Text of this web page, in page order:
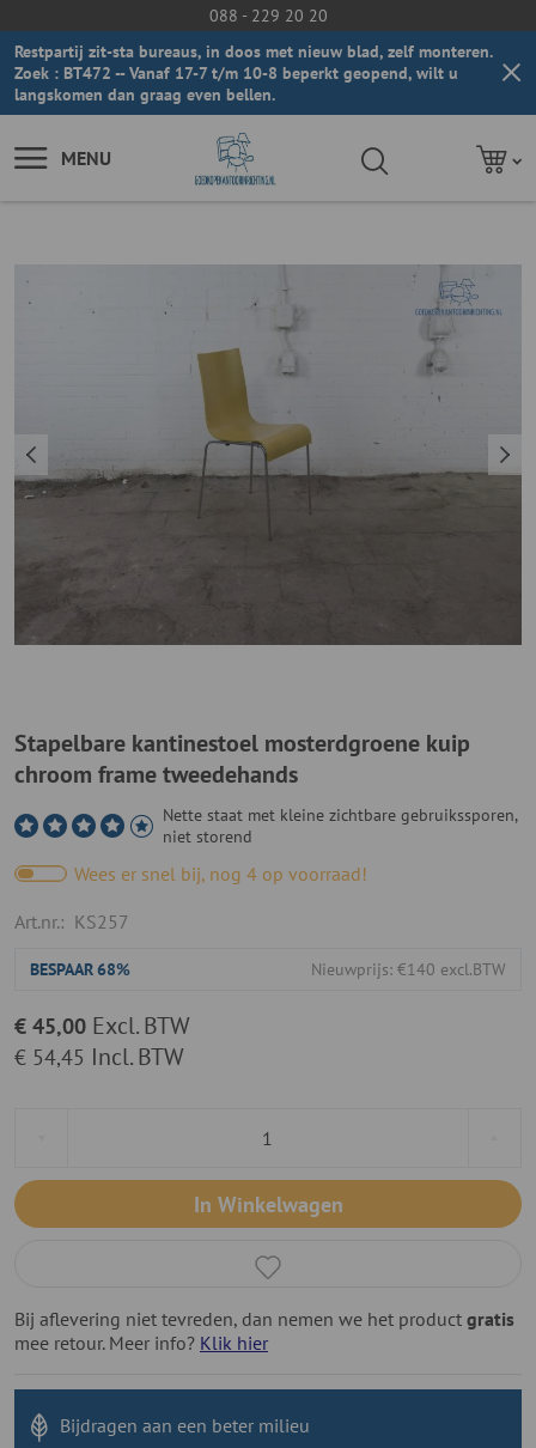
088 - 229 20 20
Restpartij zit-sta bureaus, in doos met nieuw blad, zelf monteren.
Zoek : BT472 -- Vanaf 17-7 t/m 10-8 beperkt geopend, wilt u
langskomen dan graag even bellen.
MENU
Stapelbare kantinestoel mosterdgroene kuip
chroom frame tweedehands
Nette staat met kleine zichtbare gebruikssporen,
niet storend
Wees er snel bij, nog 4 op voorraad!
Art.nr.: KS257
BESPAAR68% Nieuwprijs: €140 excl.BTW
€ 54,45 Incl. BTW
€ 45,00 Excl. BTW
In Winkelwagen
Bij aflevering niet tevreden, dan nemen we het product gratis
mee retour. Meer info? Klik hier
Bijdragen aan een beter milieu